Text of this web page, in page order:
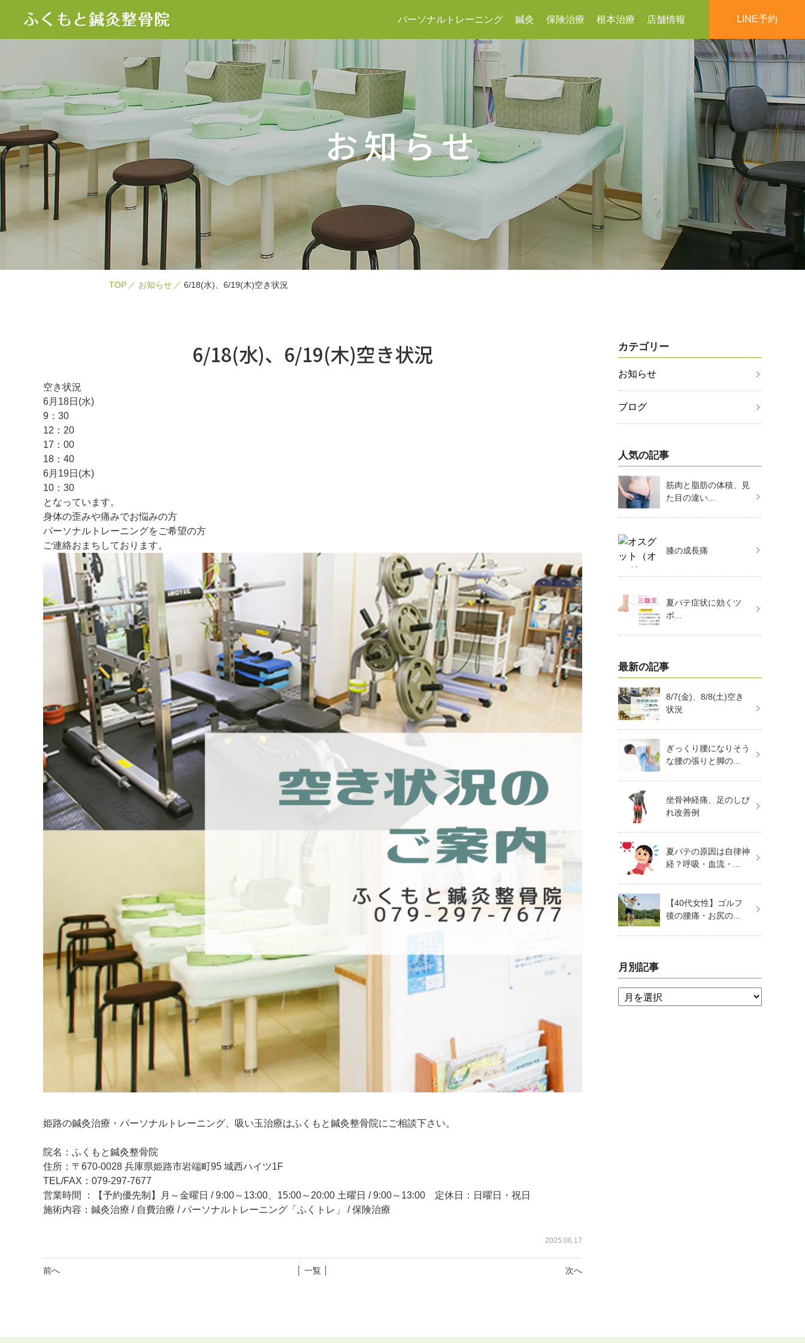
パーソナルトレーニング 鍼灸 保険治療 根本治療 店舗情報 LINE予約
お知らせ
TOP お知らせ 6/18(水)、6/19(木)空き状況
6/18(水)、6/19(木)空き状況
空き状況
6月18日(水)
9：30
12：20
17：00
18：40
6月19日(木)
10：30
となっています。
身体の歪みや痛みでお悩みの方
パーソナルトレーニングをご希望の方
ご連絡おまちしております。
姫路の鍼灸治療・パーソナルトレーニング、吸い玉治療はふくもと鍼灸整骨院にご相談下さい。
院名：ふくもと鍼灸整骨院
住所：〒670-0028 兵庫県姫路市岩端町95 城西ハイツ1F
TEL/FAX：079-297-7677
営業時間 ：【予約優先制】月～金曜日 / 9:00～13:00、15:00～20:00 土曜日 / 9:00～13:00 定休日：日曜日・祝日
施術内容：鍼灸治療 / 自費治療 / パーソナルトレーニング「ふくトレ」 / 保険治療
2025.06.17
前へ 次へ
│ 一覧 │
カテゴリー
お知らせ
ブログ
人気の記事
筋肉と脂肪の体積、見
た目の違い...
膝の成長痛
夏バテ症状に効くツ
ボ...
最新の記事
8/7(金)、8/8(土)空き
状況
ぎっくり腰になりそう
な腰の張りと脚の...
坐骨神経痛、足のしび
れ改善例
夏バテの原因は自律神
経？呼吸・血流・...
【40代女性】ゴルフ
後の腰痛・お尻の...
月別記事